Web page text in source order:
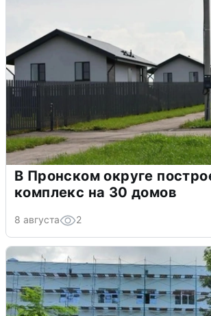
В Пронском округе
комплекс на 30 домов
8 августа 2